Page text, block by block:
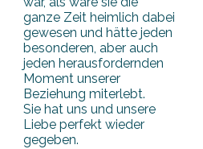
ganze Zeit heimlich dabei
gewesen und hätte jeden
besonderen, aber auch
jeden herausfordernden
Moment unserer
Beziehung miterlebt.
Sie hat uns und unsere
Liebe perfekt wieder
gegeben.